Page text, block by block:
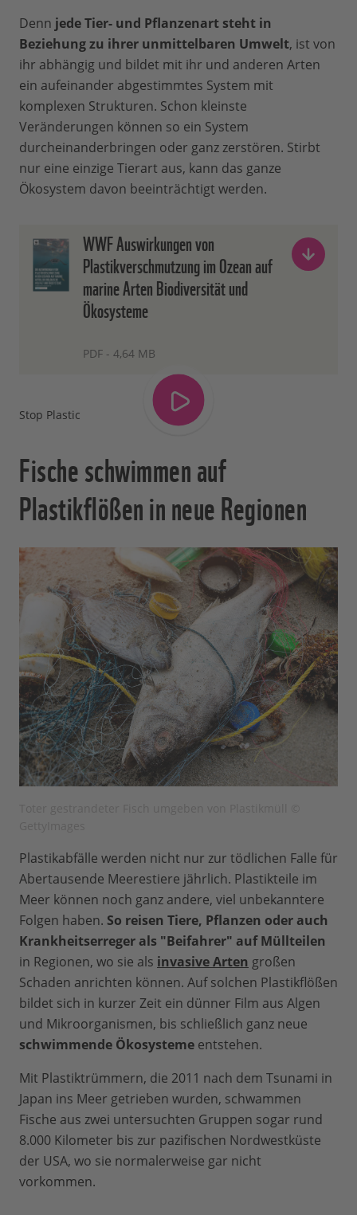
Denn jede Tier- und Pflanzenart steht in
Beziehung zu ihrer unmittelbaren Umwelt, ist von
ihr abhängig und bildet mit ihr und anderen Arten
ein aufeinander abgestimmtes System mit
komplexen Strukturen. Schon kleinste
Veränderungen können so ein System
durcheinanderbringen oder ganz zerstören. Stirbt
nur eine einzige Tierart aus, kann das ganze
Ökosystem davon beeinträchtigt werden.
WWF Auswirkungen von
Plastikverschmutzung im Ozean auf
marine Arten Biodiversität und
Ökosysteme
PDF - 4,64 MB
Stop Plastic
Fische schwimmen auf
Plastikflößen in neue Regionen
Plastikabfälle werden nicht nur zur tödlichen Falle für
Abertausende Meerestiere jährlich. Plastikteile im
Meer können noch ganz andere, viel unbekanntere
Folgen haben. So reisen Tiere, Pflanzen oder auch
Krankheitserreger als "Beifahrer" auf Müllteilen
in Regionen, wo sie als invasive Arten großen
Schaden anrichten können. Auf solchen Plastikflößen
bildet sich in kurzer Zeit ein dünner Film aus Algen
und Mikroorganismen, bis schließlich ganz neue
schwimmende Ökosysteme entstehen.
Mit Plastiktrümmern, die 2011 nach dem Tsunami in
Japan ins Meer getrieben wurden, schwammen
Fische aus zwei untersuchten Gruppen sogar rund
8.000 Kilometer bis zur pazifischen Nordwestküste
der USA, wo sie normalerweise gar nicht
vorkommen.